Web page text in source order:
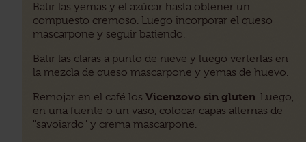
Batir las yemas y el azúcar hasta obtener un
compuesto cremoso. Luego incorporar el queso
mascarpone y seguir batiendo.
Batir las claras a punto de nieve y luego verterlas en
la mezcla de queso mascarpone y yemas de huevo.
Remojar en el café los Vicenzovo sin gluten. Luego,
en una fuente o un vaso, colocar capas alternas de
"savoiardo" y crema mascarpone.